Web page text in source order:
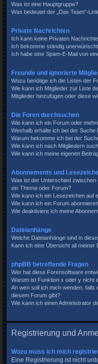
Was ist eine Hauptgruppe?
Was bedeutet der „Das Team“-
Private Nachrichten
Ich kann keine Privaten
Ich bekomme ständig
Ich habe eine Spam-E-Mail von
Freunde und ignorierte
Wozu benötige ich die Listen der
Wie kann ich Mitglieder zur Liste
Mitglieder hinzufügen oder diese
Die Foren durchsuchen
Wie kann ich ein Forum oder
Weshalb erhalte ich bei der Suche
Warum bekomme ich bei der
Wie kann ich nach Mitgliedern
Wie kann ich meine eigenen
Abonnements und
Was ist der Unterschied zwischen
ein Thema oder Forum?
Wie kann ich ein Lesezeichen auf
Wie kann ich ein Forum
Wie deaktiviere ich meine
Dateianhänge
Welche Dateianhänge sind in
Kann ich eine Übersicht all meiner
phpBB betreffende Fragen
Wer hat diese Forensoftware
Warum ist Funktion x oder y nicht
An wen soll ich mich wenden,
diesem Forum gibt?
Wie kann ich einen Administrator
Registrierung und
Wozu muss ich mich
Eine Registrierung ist nicht